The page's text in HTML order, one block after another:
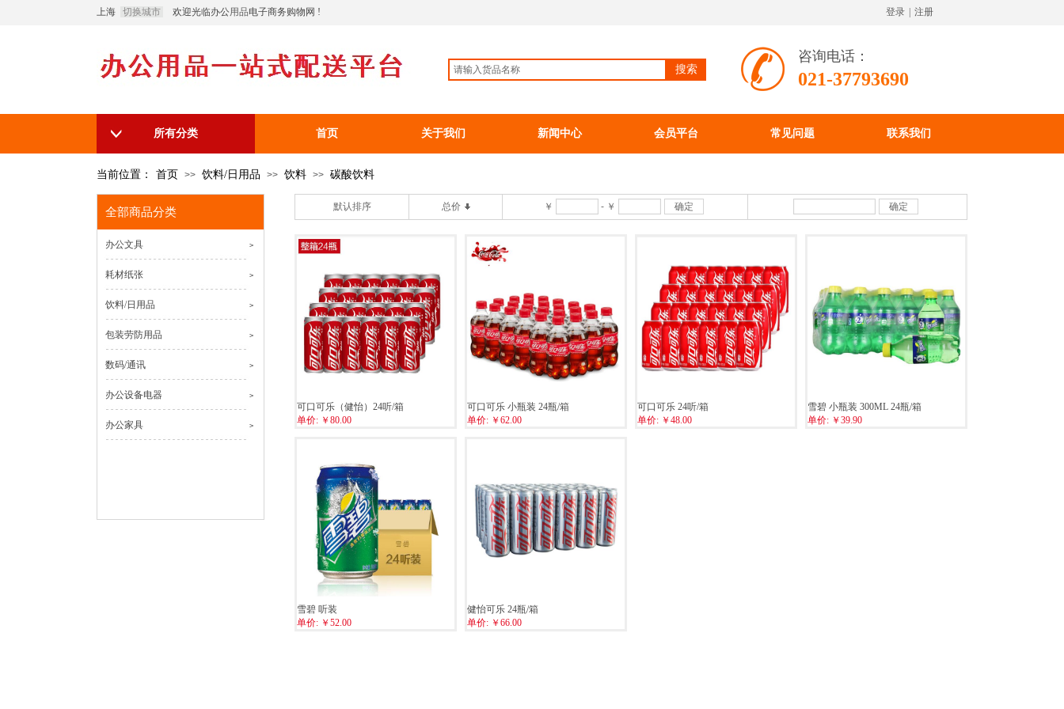
上海 切换城市 欢迎光临办公用品电子商务购物网 ! 登录 注册
咨询电话：
021-37793690
搜索
首页 关于我们 新闻中心 会员平台 常见问题 联系我们
所有分类
当前位置： 首页 >> 饮料/日用品 >> 饮料 >> 碳酸饮料
全部商品分类
办公文具 >
耗材纸张 >
饮料/日用品 >
包装劳防用品 >
数码/通讯 >
办公设备电器 >
办公家具 >
默认排序 总价 ￥ - ￥ 确定 确定
可口可乐（健怡）24听/箱
单价: ￥80.00
可口可乐 小瓶装 24瓶/箱
单价: ￥62.00
可口可乐 24听/箱
单价: ￥48.00
雪碧 小瓶装 300ML 24瓶/箱
单价: ￥39.90
雪碧 听装
单价: ￥52.00
健怡可乐 24瓶/箱
单价: ￥66.00